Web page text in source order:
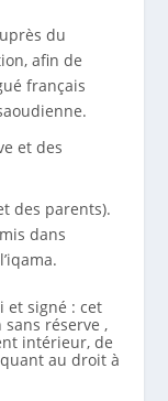
du
afin de
français
et des
des parents).
dans
et signé : cet
réserve ,
intérieur, de
au droit à